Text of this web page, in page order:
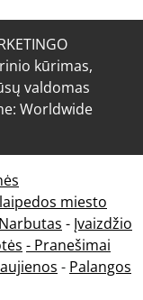
kūrimas,
valdomas
Worldwide
miesto
- Įvaizdžio
- Pranešimai
- Palangos